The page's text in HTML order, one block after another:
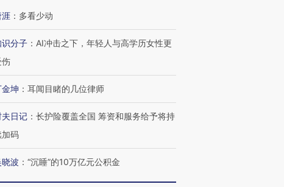
涯 ： 多看少动
识分子 ： AI冲击之下，年轻人与高学历女性更
伤
坤 ： 耳闻目睹的几位律师
夫日记 ： 长护险覆盖全国 筹资和服务给予将持
加码
波 ： “沉睡”的10万亿元公积金